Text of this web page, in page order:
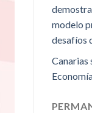
modelo
desafíos
Canarias